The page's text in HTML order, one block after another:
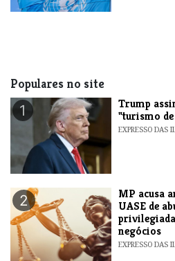
Populares no site
1
Trump
"turismo
EXPRESSO DAS
2
MP acusa
UASE de
negócios
EXPRESSO DAS